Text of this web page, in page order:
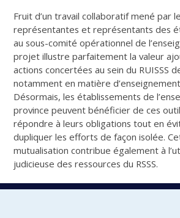
Fruit d’un travail collaboratif mené par
représentantes et représentants des
au sous-comité opérationnel de
projet illustre parfaitement la valeur
actions concertées au sein du RUISSS
notamment en matière
Désormais, les établissements de
province peuvent bénéficier de ces
répondre à leurs obligations tout en
dupliquer les efforts de façon isolée.
mutualisation contribue également à
judicieuse des ressources du RSSS.
Le RUISSS de l’UdeM tient à